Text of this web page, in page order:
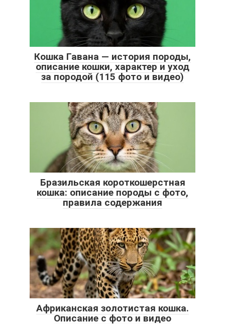
Кошка Гавана — история породы,
описание кошки, характер и уход
за породой (115 фото и видео)
Бразильская короткошерстная
кошка: описание породы с фото,
правила содержания
Африканская золотистая кошка.
Описание с фото и видео